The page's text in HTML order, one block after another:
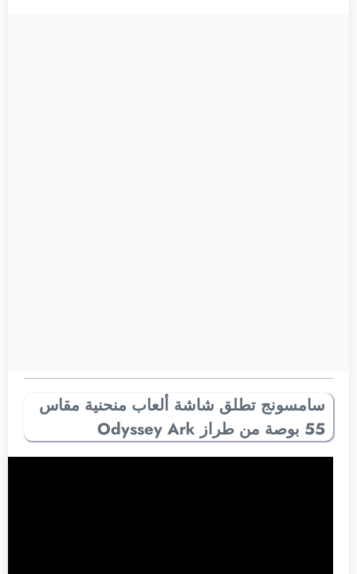
سامسونج تطلق شاشة ألعاب منحنية مقاس
55 بوصة من طراز Odyssey Ark